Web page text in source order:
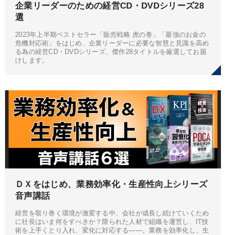
企業リーダーのための経営CD・DVDシリーズ28
選
2023年上半期ベストセラー「販売戦略 虎の巻」「最強のお金の
危機対応術」をはじめ、企業リーダーに必要な智慧と見識を高め
る為の経営CD・DVDシリーズ、傑作28タイトルを厳選してお届
けします。
ＤＸをはじめ、業務効率化・生産性向上シリーズ
音声講話
経営を取り巻く環境が激変する中、会社が成長し続けていくため
に社長はいま何をすべきか？限られた人材で組織を運営し、IT技
術を上手くとり入れ、変化に対応する――。業務を効率化し、生